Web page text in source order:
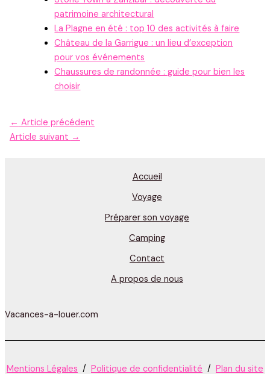
patrimoine architectural
La Plagne en été : top 10 des activités à faire
Château de la Garrigue : un lieu d’exception
pour vos événements
Chaussures de randonnée : guide pour bien les
choisir
← Article précédent
Article suivant →
Accueil
Voyage
Préparer son voyage
Camping
Contact
A propos de nous
Vacances-a-louer.com
Mentions Légales / Politique de confidentialité / Plan du site